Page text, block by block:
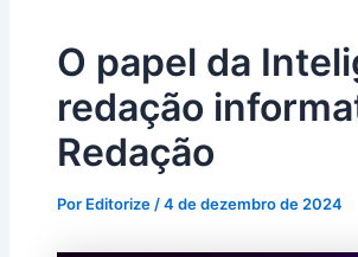
O papel da
redação
Redação
Por Editorize /4 de dezembro de 2024